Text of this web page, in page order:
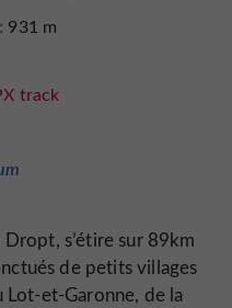
931 m
track
s’étire sur 89km
de petits villages
Lot-et-Garonne, de la